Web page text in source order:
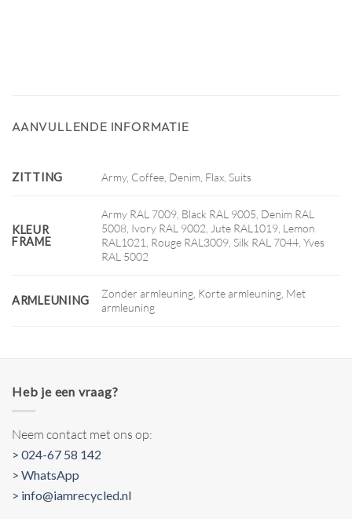
AANVULLENDE INFORMATIE
ZITTING Army, Coffee, Denim, Flax, Suits
KLEUR
FRAME
Army RAL 7009, Black RAL 9005, Denim RAL
5008, Ivory RAL 9002, Jute RAL1019, Lemon
RAL1021, Rouge RAL3009, Silk RAL 7044, Yves
RAL 5002
ARMLEUNING
Zonder armleuning, Korte armleuning, Met
armleuning
Heb je een vraag?
Neem contact met ons op:
> 024-67 58 142
> WhatsApp
> info@iamrecycled.nl